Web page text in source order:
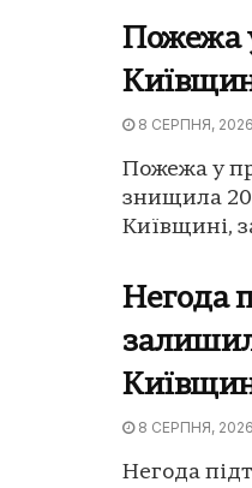
Пожежа
8 СЕРПНЯ, 2026
Пожежа у
знищила 20
Київщині,
Негода
8 СЕРПНЯ, 2026
Негода